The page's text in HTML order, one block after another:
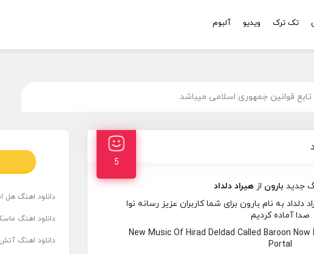
تک ترک ویدیو آلبوم
قوانین جمهوری اسلامی میباشد.
5
جدید بارون ازهیراد دلداد
به نام بارون برای شما کاربران عزیز رسانه نوا
صدا آماده کردیم
New Music Of Hirad Deldad Called Baroon
Portal
دانلود اهنگ هل
دانلود اهنگ
دانلود اهنگ